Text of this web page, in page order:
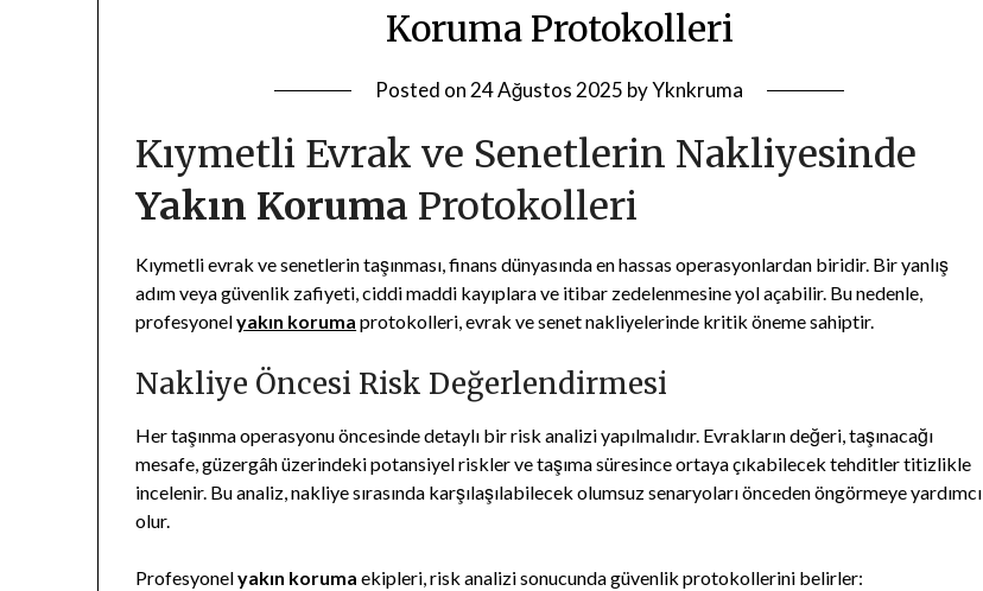
Koruma Protokolleri
Posted on 24 Ağustos 2025 byYknkruma
Kıymetli Evrak ve Senetlerin Nakliyesinde
Yakın Koruma Protokolleri
Kıymetli evrak ve senetlerin taşınması, finans dünyasında en hassas operasyonlardan biridir. Bir yanlış
adım veya güvenlik zafiyeti, ciddi maddi kayıplara ve itibar zedelenmesine yol açabilir. Bu nedenle,
profesyonelyakın koruma protokolleri, evrak ve senet nakliyelerinde kritik öneme sahiptir.
Nakliye Öncesi Risk Değerlendirmesi
Her taşınma operasyonu öncesinde detaylı bir risk analizi yapılmalıdır. Evrakların değeri, taşınacağı
mesafe, güzergâh üzerindeki potansiyel riskler ve taşıma süresince ortaya çıkabilecek tehditler titizlikle
incelenir. Bu analiz, nakliye sırasında karşılaşılabilecek olumsuz senaryoları önceden öngörmeye yardımcı
olur.
Profesyonelyakın koruma ekipleri, risk analizi sonucunda güvenlik protokollerini belirler: